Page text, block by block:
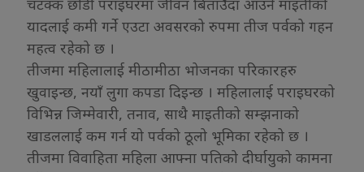
चटक्क छोडी पराइघरमा जीवन बिताउँदा आउने माइतीको
यादलाई कमी गर्ने एउटा अवसरको रुपमा तीज पर्वको गहन
महत्व रहेको छ ।
तीजमा महिलालाई मीठामीठा भोजनका परिकारहरु
खुवाइन्छ, नयाँ लुगा कपडा दिइन्छ । महिलालाई पराइघरको
विभिन्न जिम्मेवारी, तनाव, साथै माइतीको सम्झनाको
खाडललाई कम गर्न यो पर्वको ठूलो भूमिका रहेको छ ।
तीजमा विवाहिता महिला आफ्ना पतिको दीर्घायुको कामना